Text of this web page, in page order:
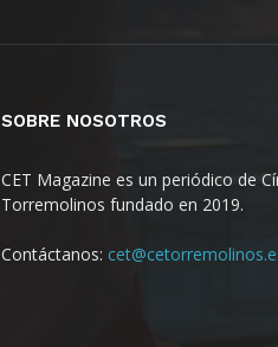
SOBRE NOSOTROS
CET Magazine es un periódico de
Torremolinos fundado en 2019.
Contáctanos: